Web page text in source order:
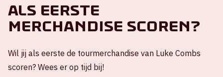
Als eerste
merchandise scoren?
Wil jij als eerste de tourmerchandise van Luke Combs
scoren? Wees er op tijd bij!